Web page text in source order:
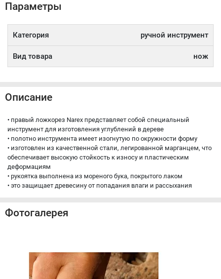
Параметры
Категория ручной инструмент
Вид товара нож
Описание
• правый ложкорез Narex представляет собой специальный
инструмент для изготовления углублений в дереве
• полотно инструмента имеет изогнутую по окружности форму
• изготовлен из качественной стали, легированной марганцем, что
обеспечивает высокую стойкость к износу и пластическим
деформациям
• рукоятка выполнена из мореного бука, покрытого лаком
• это защищает древесину от попадания влаги и рассыхания
Фотогалерея